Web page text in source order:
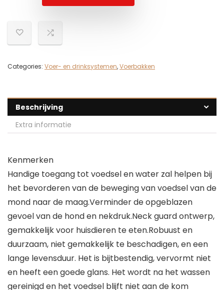
Categories: Voer- en drinksystemen,Voerbakken
Beschrijving
Extra informatie
Kenmerken
Handige toegang tot voedsel en water zal helpen bij
het bevorderen van de beweging van voedsel van de
mond naar de maag.Verminder de opgeblazen
gevoel van de hond en nekdruk.Neck guard ontwerp,
gemakkelijk voor huisdieren te eten.Robuust en
duurzaam, niet gemakkelijk te beschadigen, en een
lange levensduur. Het is bijtbestendig, vervormt niet
en heeft een goede glans. Het wordt na het wassen
gereinigd en het voedsel blijft niet aan de kom